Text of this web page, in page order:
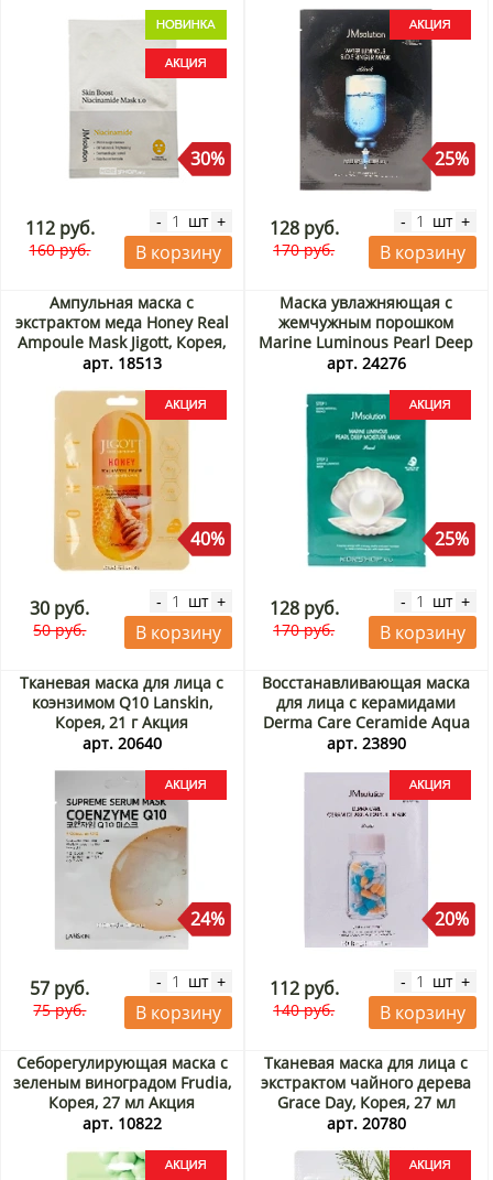
30%
112 руб.
160 руб.
- шт +
В корзину
25%
128 руб.
170 руб.
- шт +
В корзину
Ампульная маска с
экстрактом меда Honey Real
Ampoule Mask Jigott, Корея,
27 мл Акция
арт. 18513
40%
30 руб.
50 руб.
- шт +
В корзину
Маска увлажняющая с
жемчужным порошком
Marine Luminous Pearl Deep
Moisture Mask JMsolution,
арт. 24276
25%
128 руб.
170 руб.
- шт +
В корзину
Тканевая маска для лица с
коэнзимом Q10 Lanskin,
Корея, 21 г Акция
арт. 20640
24%
57 руб.
75 руб.
- шт +
В корзину
Восстанавливающая маска
для лица с керамидами
Derma Care Ceramide Aqua
Capsule Mask JMsolution,
арт. 23890
20%
112 руб.
140 руб.
- шт +
В корзину
Себорегулирующая маска с
зеленым виноградом Frudia,
Корея, 27 мл Акция
арт. 10822
Тканевая маска для лица с
экстрактом чайного дерева
Grace Day, Корея, 27 мл
Акция
арт. 20780